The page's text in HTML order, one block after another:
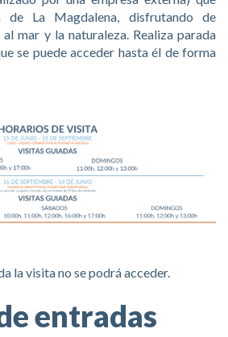
de La Magdalena, disfrutando de
mar y la naturaleza. Realiza parada
se puede acceder hasta él de forma
la visita no se podrá acceder.
entradas